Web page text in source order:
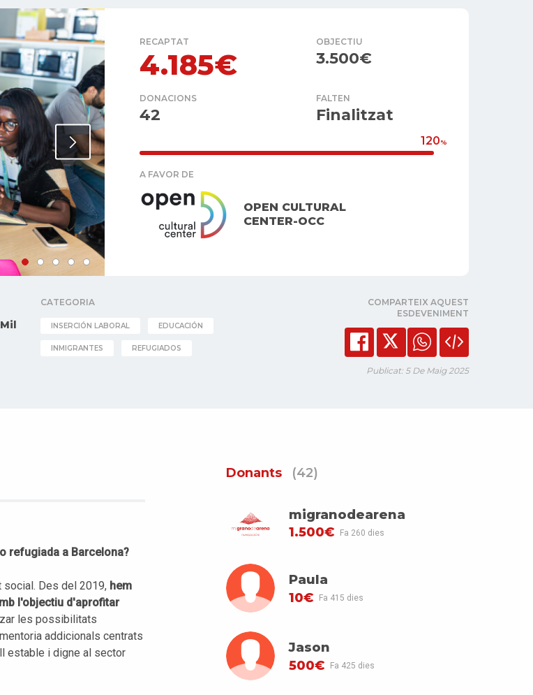
RECAPTAT
4.185€
OBJECTIU
3.500€
DONACIONS
42
FALTEN
Finalitzat
120%
A FAVOR DE
OPEN CULTURAL
CENTER-OCC
CATEGORIA
INSERCIÓN LABORAL EDUCACIÓN
INMIGRANTES REFUGIADOS
COMPARTEIX AQUEST
ESDEVENIMENT
Publicat: 5 De Maig 2025
refugiada a Barcelona?
Des del 2019, hem
l'objectiu d'aprofitar
les possibilitats
addicionals centrats
estable i digne al sector
Donants (42)
migranodearena
1.500€
Fa 260 dies
Paula
10€
Fa 415 dies
Jason
500€
Fa 425 dies